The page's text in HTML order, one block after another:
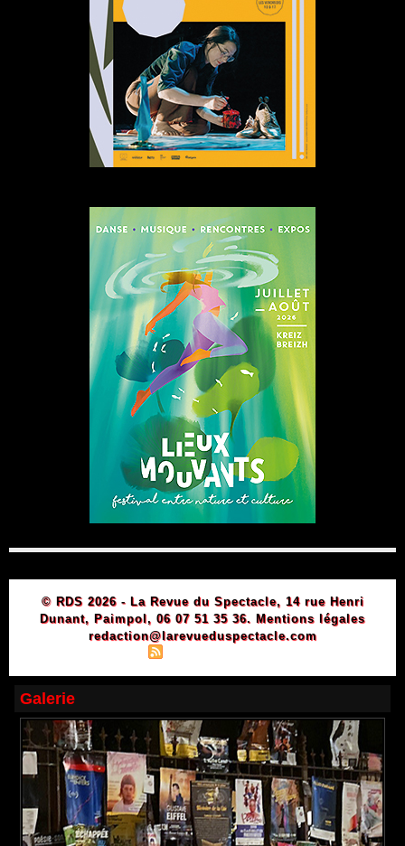
© RDS 2026 - La Revue du Spectacle, 14 rue Henri
Dunant, Paimpol, 06 07 51 35 36. Mentions légales
redaction@larevueduspectacle.com
Galerie